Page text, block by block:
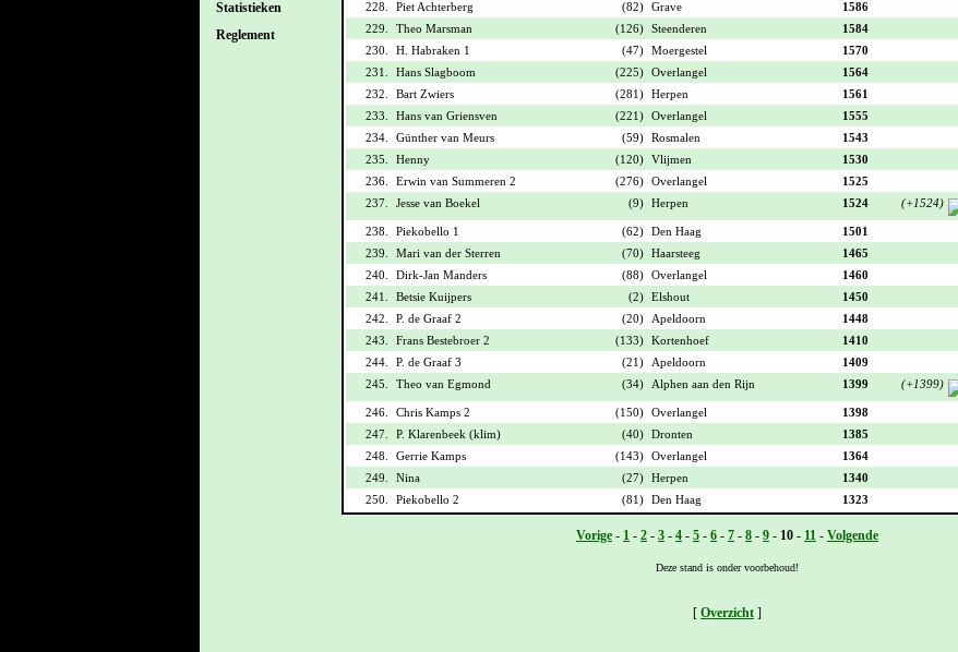
Statistieken
Reglement
228.
Piet Achterberg (82) Grave
1586
229.
Theo Marsman (126) Steenderen
1584
230.
H. Habraken 1 (47) Moergestel
1570
231.
Hans Slagboom (225) Overlangel
1564
232.
Bart Zwiers (281) Herpen
1561
233.
Hans van Griensven (221) Overlangel
1555
234.
Günther van Meurs (59) Rosmalen
1543
235.
Henny (120) Vlijmen
1530
236.
Erwin van Summeren 2 (276) Overlangel
1525
237.
Jesse van Boekel (9) Herpen 1524 (+1524)
238. Piekobello 1 (62) Den Haag
1501
239.
Mari van der Sterren (70) Haarsteeg
1465
240.
Dirk-Jan Manders (88) Overlangel
1460
241.
Betsie Kuijpers (2) Elshout
1450
242.
P. de Graaf 2 (20) Apeldoorn
1448
243.
Frans Bestebroer 2 (133) Kortenhoef
1410
244.
P. de Graaf 3 (21) Apeldoorn
1409
245.
Theo van Egmond (34) Alphen aan den Rijn 1399 (+1399)
246. Chris Kamps 2 (150) Overlangel
1398
247.
P. Klarenbeek (klim) (40) Dronten
1385
248.
Gerrie Kamps (143) Overlangel
1364
249.
Nina (27) Herpen
1340
250.
Piekobello 2 (81) Den Haag 1323
Vorige - 1 - 2 - 3 - 4 - 5 - 6 - 7 - 8 - 9 - 10 - 11 - Volgende
Deze stand is onder voorbehoud!
[ Overzicht ]